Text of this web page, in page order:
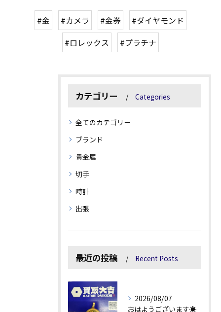
#金 #カメラ #金券
#ダイヤモンド
#ロレックス
#プラチナ
カテゴリー Categories
全てのカテゴリー
ブランド
貴金属
切手
時計
出張
最近の投稿 Recent Posts
2026/08/07
おはようございます☀